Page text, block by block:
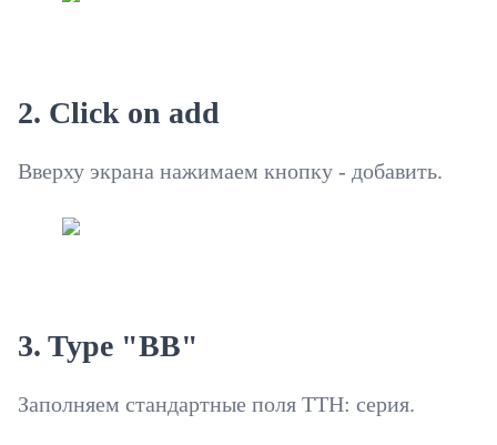
2. Click on add
Вверху экрана нажимаем кнопку - добавить.
3. Type "ВВ"
Заполняем стандартные поля ТТН: серия.